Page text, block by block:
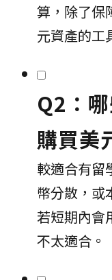
算，除了保
元資產的工
Q2：
購買美
較適合有留
幣分散，或
若短期內會
不太適合。